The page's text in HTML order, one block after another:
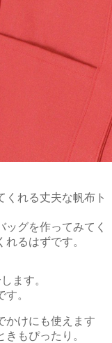
くれる丈夫な帆布ト
グを作ってみてく
るはずです。
ます。
。
かけにも使えます
もぴったり。